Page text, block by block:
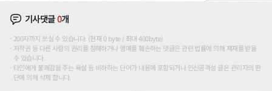
기사댓글0개
200자까지 쓰실 수 있습니다. (현재 0 byte / 최대 400byte)
저작권 등 다른 사람의 권리를 침해하거나 명예를 훼손하는 댓글은 관련 법률에 의해 제재를 받을
수 있습니다.
타인에게 불쾌감을 주는 욕설 등 비하하는 단어가 내용에 포함되거나 인신공격성 글은 관리자의 판
단에 의해 삭제 합니다.